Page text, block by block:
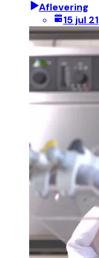
Aflevering
15 jul 21